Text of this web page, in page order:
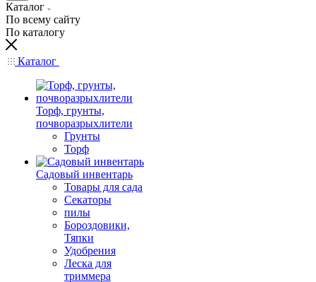
Каталог
По всему сайту
По каталогу
Каталог
Торф, грунты,
почворазрыхлители
Грунты
Торф
Садовый инвентарь
Товары для сада
Секаторы
пилы
Бороздовики,
Тяпки
Удобрения
Леска для
триммера